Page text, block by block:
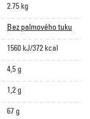
2.75 kg
Bez palmového tuku
1560 kJ/372 kcal
4,5 g
1,2 g
67 g